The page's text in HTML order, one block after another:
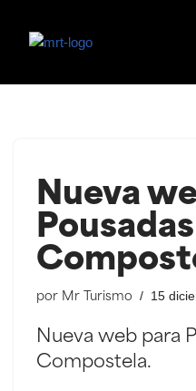
Saltar
Nueva
por Mr Turismo 15
Nueva web para
Compostela.